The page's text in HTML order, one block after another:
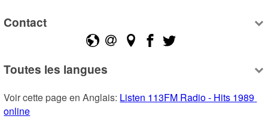
Contact
Toutes les langues
Voir cette page en Anglais: Listen 113FM Radio - Hits 1989
online